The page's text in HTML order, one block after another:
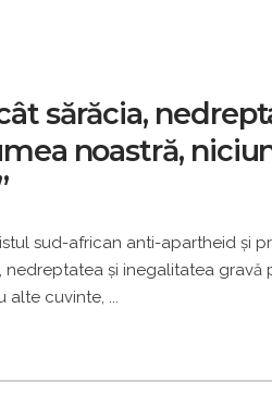
sărăcia,
noastră,
sud-african anti-apartheid şi
nedreptatea și inegalitatea
alte cuvinte,